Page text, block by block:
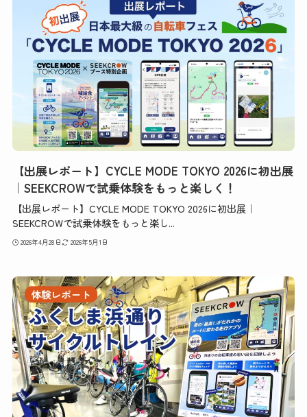
【出展レポート】CYCLE MODE TOKYO 2026に初出展
｜SEEKCROWで試乗体験をもっと楽しく！
【出展レポート】CYCLE MODE TOKYO 2026に初出展｜
SEEKCROWで試乗体験をもっと楽し...
2026年4月28日 2026年5月1日